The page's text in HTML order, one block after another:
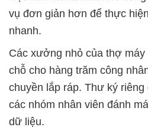
vụ đơn giản hơn để thực
nhanh.
Các xưởng nhỏ của thợ
chỗ cho hàng trăm công
chuyền lắp ráp. Thư ký
các nhóm nhân viên đánh
dữ liệu.